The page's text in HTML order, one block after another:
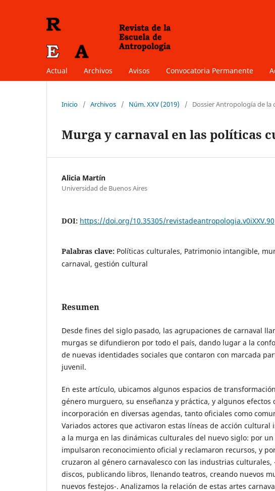
Actual Archivos Avisos Convocatoria Permanente
Inicio / Archivos / Núm. XXV (2019) / Dossier Antropología de la
Murga y carnaval en las políticas
Alicia Martín
Universidad de Buenos Aires
DOI: https://doi.org/10.35305/revistadeantropologia.v0iXXV.90
Palabras clave: Políticas culturales, Patrimonio intangible,
carnaval, gestión cultural
Resumen
Desde fines del siglo pasado, las agrupaciones de carnaval
murgas se difundieron por todo el país, dando lugar a la
de nuevas identidades sociales que contaron con marcada
juvenil.
En este artículo, ubicamos algunos espacios de
género murguero, su enseñanza y práctica, y algunos efectos
incorporación en diversas agendas, tanto oficiales como
Variados actores que activaron estas líneas de acción cultural
a la murga en las dinámicas culturales del nuevo siglo: por un
impulsaron reconocimiento oficial y reclamaron recursos, y
cruzaron al género carnavalesco con las industrias culturales,
discos, publicando libros, llenando teatros, creando nuevos
nuevos festejos-. Analizamos la relación de estas artes